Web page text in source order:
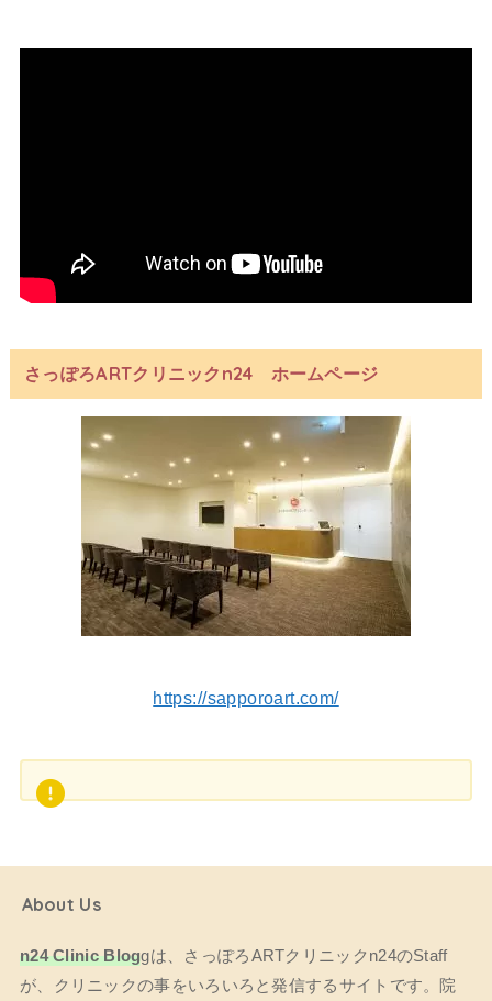
さっぽろARTクリニックn24 ホームページ
https://sapporoart.com/
About Us
n24 Clinic Bloggは、さっぽろARTクリニックn24のStaff
が、クリニックの事をいろいろと発信するサイトです。院